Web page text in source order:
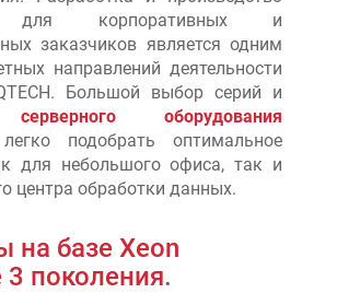
для корпоративных и
заказчиков является одним
направлений деятельности
Большой выбор серий и
серверного оборудования
подобрать оптимальное
для небольшого офиса, так и
центра обработки данных.
на базе Xeon
3 поколения.